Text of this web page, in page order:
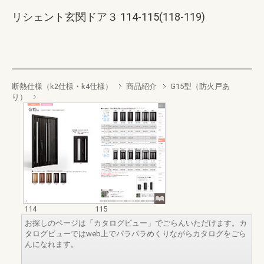
リシェント玄関ドア３ 114-115(118-119)
断熱仕様（k2仕様・k4仕様） 商品紹介
G15型（防火戸あ
り）
114
115
お探しのページは「カタログビュー」でごらんいただけます。カ
タログビューではweb上でパラパラめくりながらカタログをごら
んになれます。